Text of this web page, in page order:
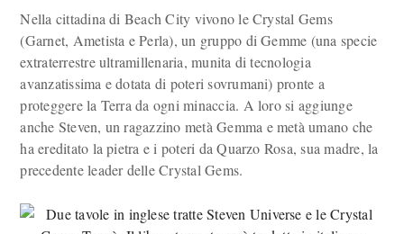
Nella cittadina di Beach City vivono le Crystal Gems
(Garnet, Ametista e Perla), un gruppo di Gemme (una specie
extraterrestre ultramillenaria, munita di tecnologia
avanzatissima e dotata di poteri sovrumani) pronte a
proteggere la Terra da ogni minaccia. A loro si aggiunge
anche Steven, un ragazzino metà Gemma e metà umano che
ha ereditato la pietra e i poteri da Quarzo Rosa, sua madre, la
precedente leader delle Crystal Gems.